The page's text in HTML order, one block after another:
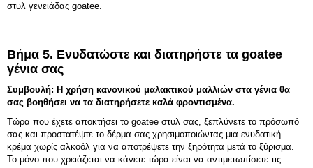
στυλ γενειάδας goatee.
Βήμα 5. Ενυδατώστε και διατηρήστε τα goatee
γένια σας
Συμβουλή: Η χρήση κανονικού μαλακτικού μαλλιών στα γένια θα
σας βοηθήσει να τα διατηρήσετε καλά φροντισμένα.
Τώρα που έχετε αποκτήσει το goatee στυλ σας, ξεπλύνετε το πρόσωπό
σας και προστατέψτε το δέρμα σας χρησιμοποιώντας μια ενυδατική
κρέμα χωρίς αλκοόλ για να αποτρέψετε την ξηρότητα μετά το ξύρισμα.
Το μόνο που χρειάζεται να κάνετε τώρα είναι να αντιμετωπίσετε τις